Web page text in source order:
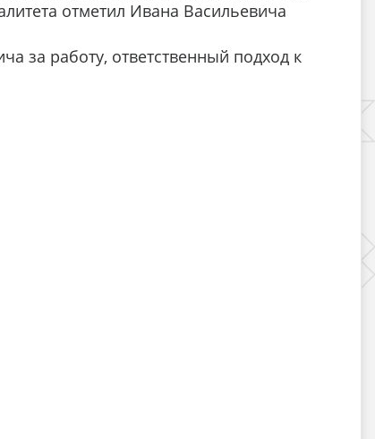
отметил Ивана Васильевича
за работу, ответственный подход к